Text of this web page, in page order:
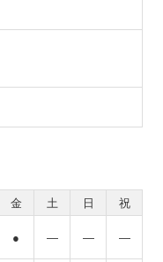
金 土 日
祝
● ― ― ―